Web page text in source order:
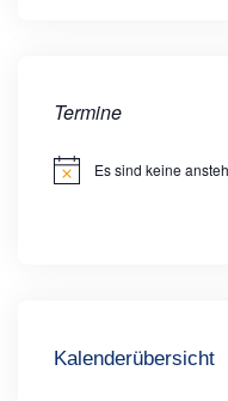
Termine
HinweisEs sind keine
Kalenderübersicht